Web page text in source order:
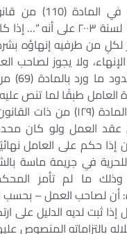
وحيث إن النص في
بالقانون رقم 12 لسنة ٢٠٠٣
لكلٍ من طرفيه إنهاؤه
الإنهاء، ولا يجوز لصاحب
العقد
طبقًا لما تنص عليه
…”، والنص في المادة (١٢٩)
العمل ولو كان
إذا حكم على العامل
في جريمة ماسة
وذلك ما لم تأمر
أن لصاحب العمل –
ثبت لديه الدليل على